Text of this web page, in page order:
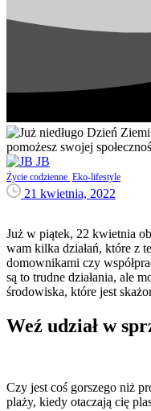
JB
Życie codzienne Eko-lifestyle
21 kwietnia, 2022
Już w piątek, 22 kwietnia
wam kilka działań, które z
domownikami czy
są to trudne działania, ale
środowiska, które jest
Weź udział w
Czy jest coś gorszego niż
plaży, kiedy otaczają cię